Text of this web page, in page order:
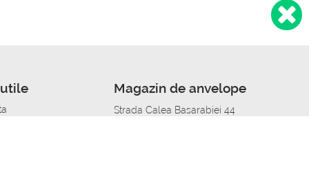
Magazin de anvelope
Strada Calea Basarabiei 44